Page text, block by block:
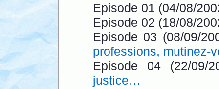
Episode 01 (04/08/
Episode 02 (18/08/
Episode 03 (08/09/
professions, mutinez-
Episode 04 (22/
justice…